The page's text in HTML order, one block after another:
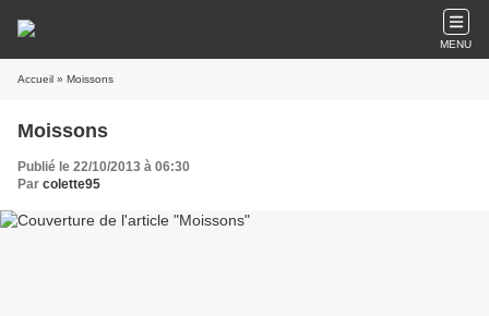
MENU
Accueil » Moissons
Moissons
Publié le 22/10/2013 à 06:30
Par colette95